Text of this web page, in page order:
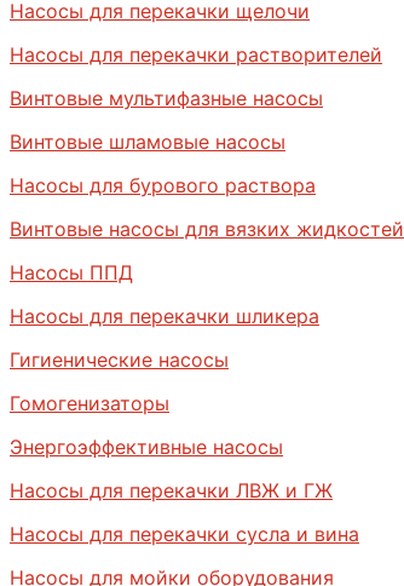
Насосы для перекачки щелочи
Насосы для перекачки растворителей
Винтовые мультифазные насосы
Винтовые шламовые насосы
Насосы для бурового раствора
Винтовые насосы для вязких жидкостей
Насосы ППД
Насосы для перекачки шликера
Гигиенические насосы
Гомогенизаторы
Энергоэффективные насосы
Насосы для перекачки ЛВЖ и ГЖ
Насосы для перекачки сусла и вина
Насосы для мойки оборудования